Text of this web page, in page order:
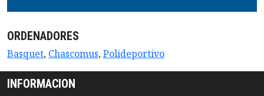
ORDENADORES
Basquet, Chascomus,Polideportivo
INFORMACION